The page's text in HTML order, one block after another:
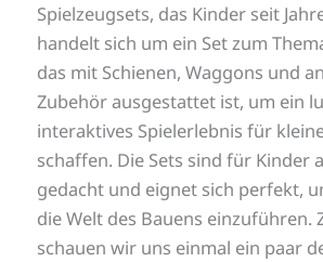
Spielzeugsets, das Kinder seit
handelt sich um ein Set zum
das mit Schienen, Waggons und
Zubehör ausgestattet ist, um ein
interaktives Spielerlebnis für
schaffen. Die Sets sind für Kinder
gedacht und eignet sich perfekt,
die Welt des Bauens einzuführen.
schauen wir uns einmal ein paar